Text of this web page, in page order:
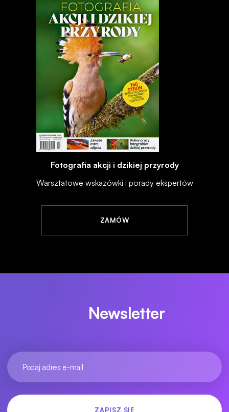
Fotografia akcji i dzikiej przyrody
Warsztatowe wskazówki i porady ekspertów
ZAMÓW
Newsletter